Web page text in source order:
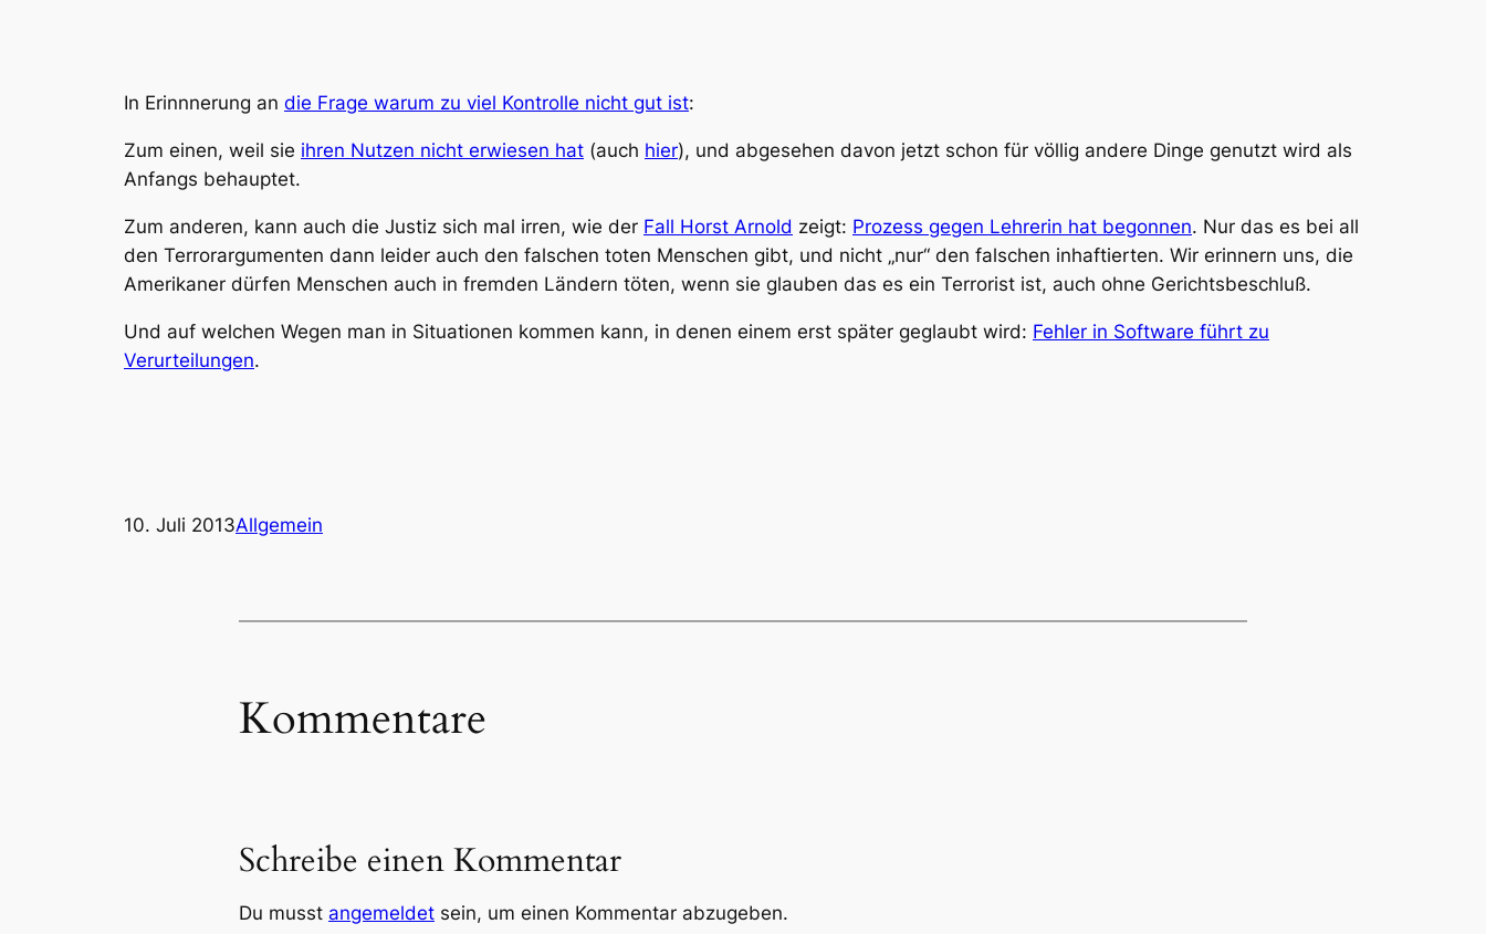
In Erinnnerung an die Frage warum zu viel Kontrolle nicht gut ist:
Zum einen, weil sie ihren Nutzen nicht erwiesen hat (auch hier), und abgesehen davon jetzt schon für völlig andere Dinge genutzt wird als
Anfangs behauptet.
Zum anderen, kann auch die Justiz sich mal irren, wie der Fall Horst Arnold zeigt: Prozess gegen Lehrerin hat begonnen. Nur das es bei all
den Terrorargumenten dann leider auch den falschen toten Menschen gibt, und nicht „nur“ den falschen inhaftierten. Wir erinnern uns, die
Amerikaner dürfen Menschen auch in fremden Ländern töten, wenn sie glauben das es ein Terrorist ist, auch ohne Gerichtsbeschluß.
Und auf welchen Wegen man in Situationen kommen kann, in denen einem erst später geglaubt wird: Fehler in Software führt zu
Verurteilungen.
10. Juli 2013Allgemein
Kommentare
Schreibe einen Kommentar
Du musst angemeldet sein, um einen Kommentar abzugeben.